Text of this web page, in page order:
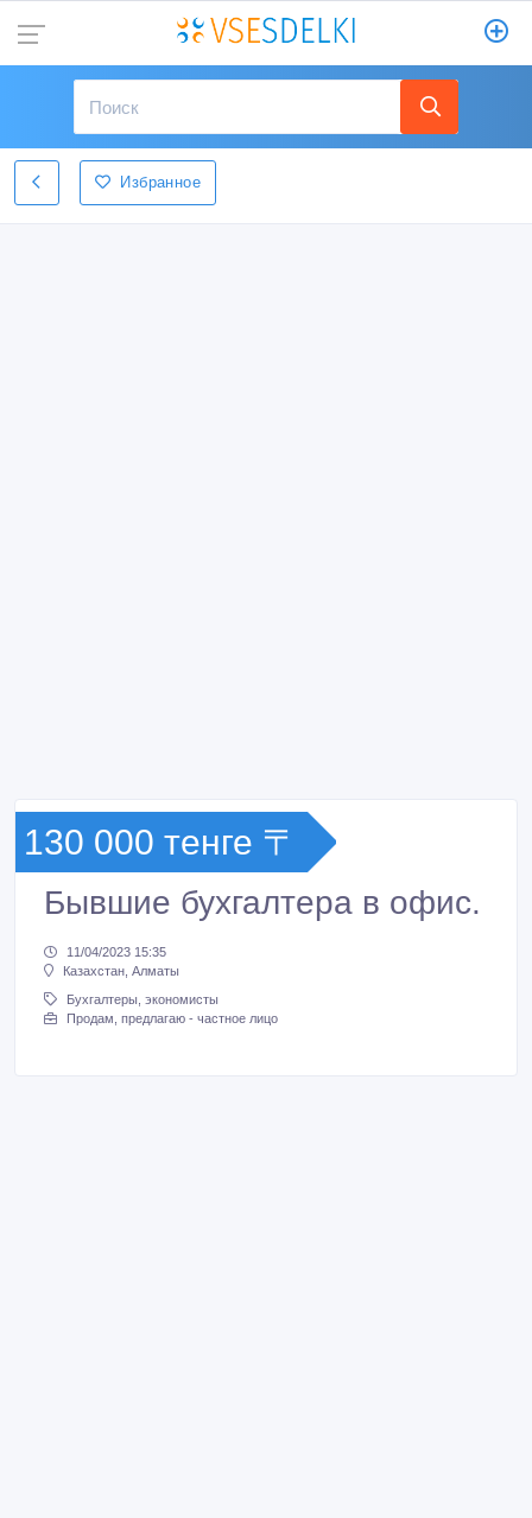
Избранное
130 000 тенге 〒
Бывшие бухгалтера в офис.
11/04/2023 15:35
Казахстан, Алматы
Бухгалтеры, экономисты
Продам, предлагаю - частное лицо